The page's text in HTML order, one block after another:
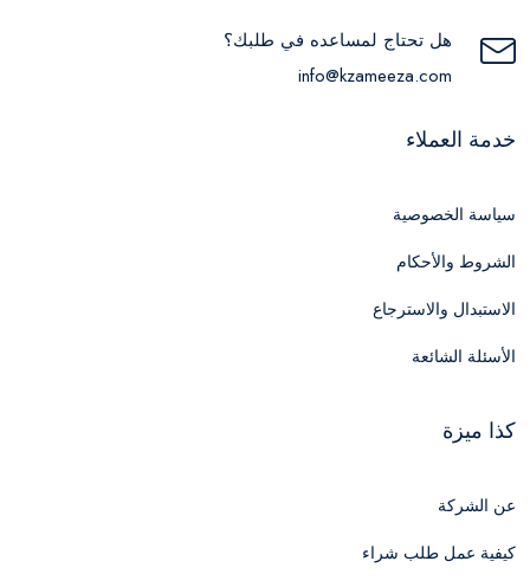
هل تحتاج لمساعده في طلبك؟
info@kzameeza.com
خدمة العملاء
سياسة الخصوصية
الشروط والأحكام
الاستبدال والاسترجاع
الأسئلة الشائعة
كذا ميزة
عن الشركة
كيفية عمل طلب شراء